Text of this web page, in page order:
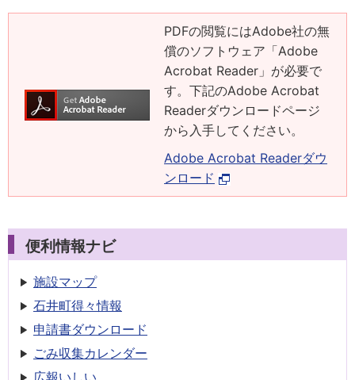
PDFの閲覧にはAdobe社の無
償のソフトウェア「Adobe
Acrobat Reader」が必要で
す。下記のAdobe Acrobat
Readerダウンロードページ
から入手してください。
Adobe Acrobat Readerダウ
ンロード
便利情報ナビ
施設マップ
石井町得々情報
申請書ダウンロード
ごみ収集カレンダー
広報いしい